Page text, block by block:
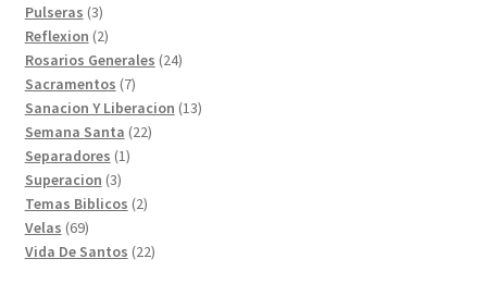
productos
Pulseras 33
productos
Reflexion 22
productos
Rosarios Generales 2424
Sacramentos 77
productos
Sanacion Y Liberacion 1313
Semana Santa 2222
Separadores 11
Superacion 33
productos
Temas Biblicos 22
Velas 6969
productos
Vida De Santos 2222